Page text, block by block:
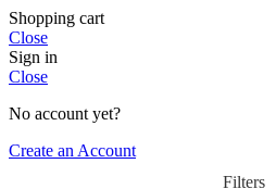
Shopping cart
Close
Sign in
Close
No account yet?
Create an Account
Filters